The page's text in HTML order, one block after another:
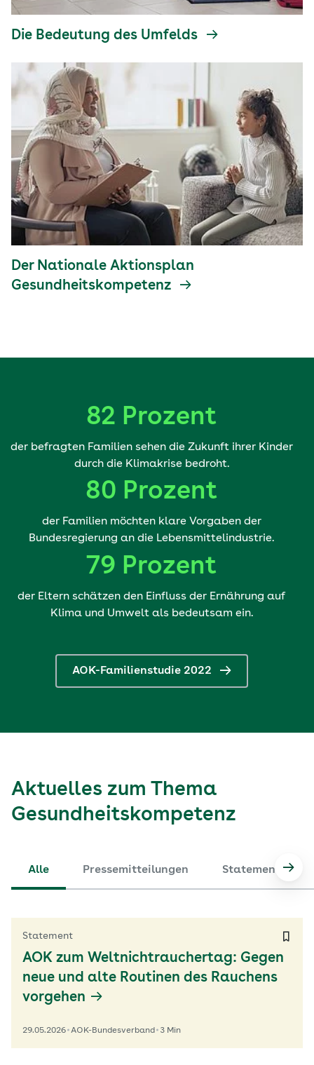
Die Bedeutung des Umfelds
Der Nationale Aktionsplan
Gesundheitskompetenz
82 Prozent
der befragten Familien sehen die Zukunft ihrer Kinder
durch die Klimakrise bedroht.
80 Prozent
der Familien möchten klare Vorgaben der
Bundesregierung an die Lebensmittelindustrie.
79 Prozent
der Eltern schätzen den Einfluss der Ernährung auf
Klima und Umwelt als bedeutsam ein.
AOK-Familienstudie 2022
Aktuelles zum Thema
Gesundheitskompetenz
Alle Pressemitteilungen Statements
Statement
AOK zum Weltnichtrauchertag: Gegen
neue und alte Routinen des Rauchens
vorgehen
29.05.2026 AOK-Bundesverband 3 Min